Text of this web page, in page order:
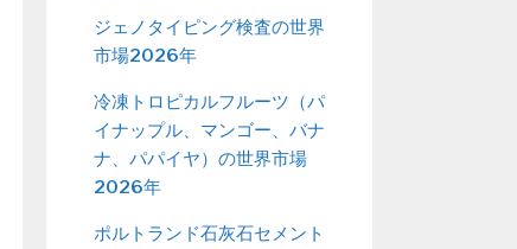
ジェノタイピング検査の世界
市場2026年
冷凍トロピカルフルーツ（パ
イナップル、マンゴー、バナ
ナ、パパイヤ）の世界市場
2026年
ポルトランド石灰石セメント